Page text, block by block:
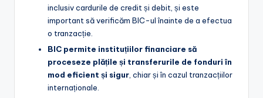
inclusiv cardurile de credit și debit, și este
important să verificăm BIC-ul înainte de a efectua
o tranzacție.
BIC permite instituțiilor financiare să
proceseze plățile și transferurile de fonduri în
mod eficient și sigur , chiar și în cazul tranzacțiilor
internaționale.